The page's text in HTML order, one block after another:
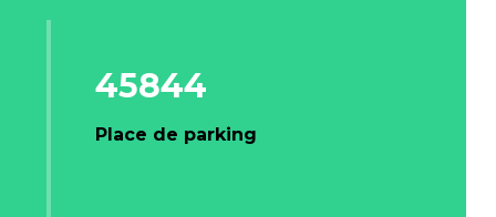
45844
Place de parking